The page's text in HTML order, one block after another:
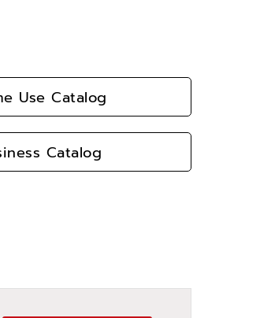
Use Catalog
Catalog